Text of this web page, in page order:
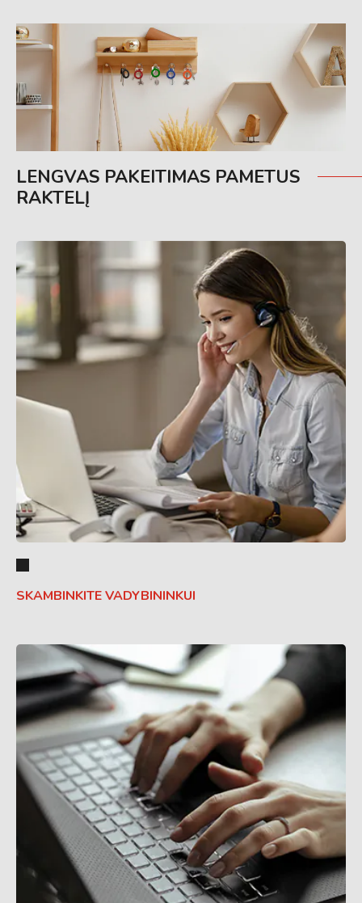
LENGVAS PAKEITIMAS PAMETUS
RAKTELĮ
SKAMBINKITE VADYBININKUI